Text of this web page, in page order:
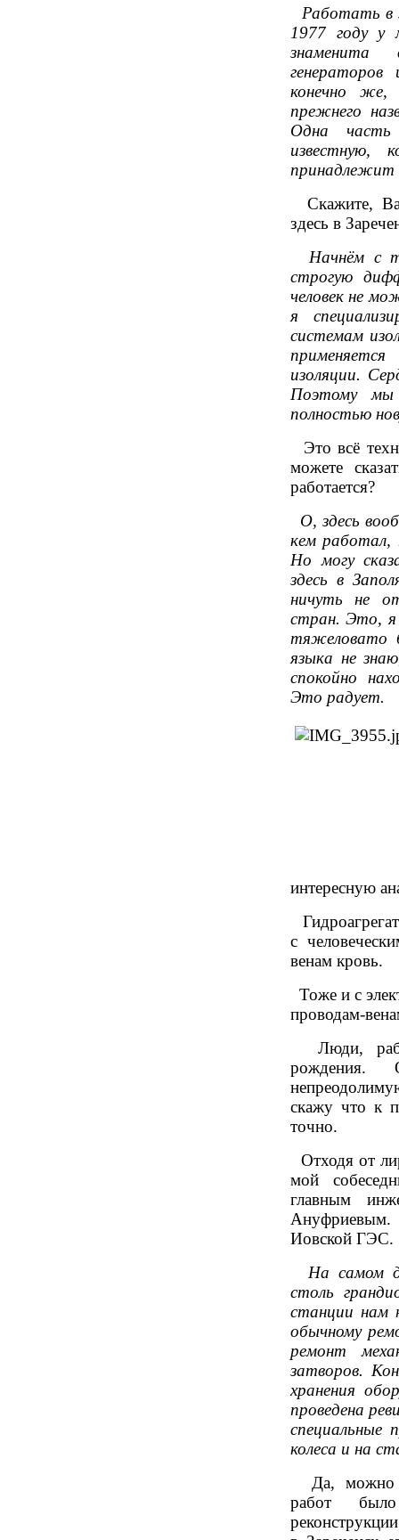
Работать в
1977 году у
знаменита
конечно
прежнего
Одна часть
известную,
принадлежит
Скажите,
здесь в
Начнём с
строгую
человек не
я
системам
изоляции.
Поэтому мы
полностью
Это всё
можете
работается?
О, здесь
кем работал,
Но могу
здесь в
ничуть не
стран. Это, я
тяжеловато
языка не
спокойно
Это радует.
интересную
с
венам кровь.
Тоже и с
проводам-
Люди,
рождения.
скажу что к
точно.
Отходя от
мой
главным
Ануфриевым.
Иовской ГЭС.
На самом
столь
станции нам
обычному
ремонт
затворов.
хранения
проведена
специальные
колеса и на
Да, можно
работ